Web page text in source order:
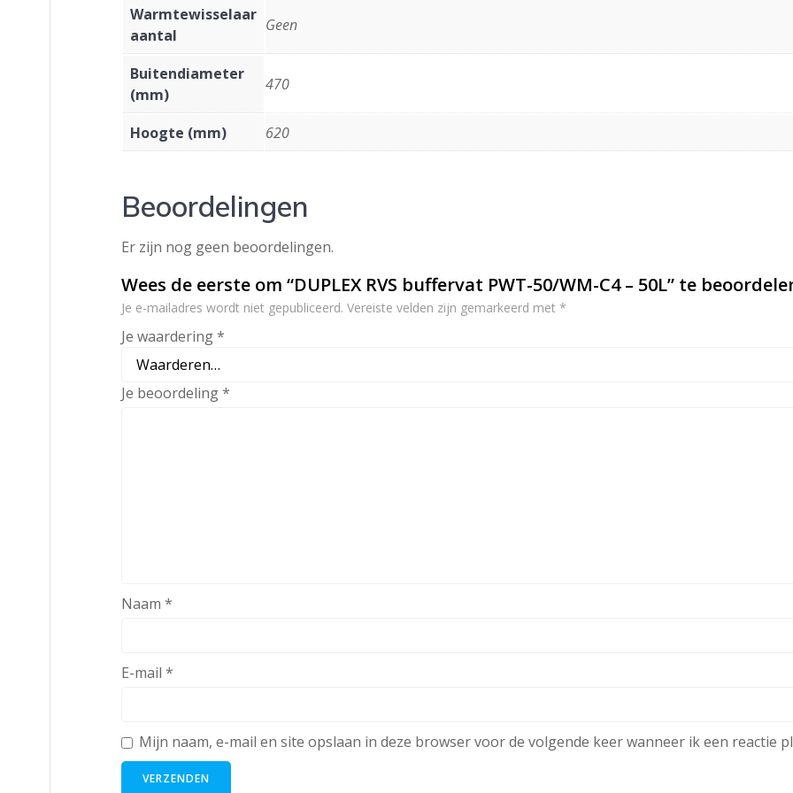
Warmtewisselaar
aantal
Geen
Buitendiameter
(mm)
470
Hoogte (mm) 620
Beoordelingen
Er zijn nog geen beoordelingen.
Wees de eerste om “DUPLEX RVS buffervat PWT-50/WM-C4 – 50L” te
Je e-mailadres wordt niet gepubliceerd. Vereiste velden zijn gemarkeerd met *
Je waardering*
Je beoordeling*
Naam *
E-mail *
Mijn naam, e-mail en site opslaan in deze browser voor de volgende keer wanneer ik een reactie